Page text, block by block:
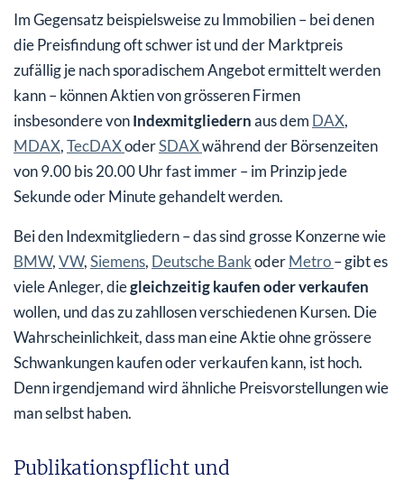
Im Gegensatz beispielsweise zu Immobilien – bei denen
die Preisfindung oft schwer ist und der Marktpreis
zufällig je nach sporadischem Angebot ermittelt werden
kann – können Aktien von grösseren Firmen
insbesondere vonIndexmitgliedernaus dem DAX,
MDAX,TecDAXoderSDAXwährend der Börsenzeiten
von 9.00 bis 20.00 Uhr fast immer – im Prinzip jede
Sekunde oder Minute gehandelt werden.
Bei den Indexmitgliedern – das sind grosse Konzerne wie
BMW,VW,Siemens, Deutsche BankoderMetro– gibt es
viele Anleger, diegleichzeitig kaufen oder verkaufen
wollen, und das zu zahllosen verschiedenen Kursen. Die
Wahrscheinlichkeit, dass man eine Aktie ohne grössere
Schwankungen kaufen oder verkaufen kann, ist hoch.
Denn irgendjemand wird ähnliche Preisvorstellungen wie
man selbst haben.
Publikationspflicht und